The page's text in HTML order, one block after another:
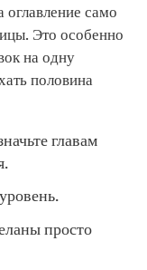
оглавление само
Это особенно
на одну
половина
главам
просто